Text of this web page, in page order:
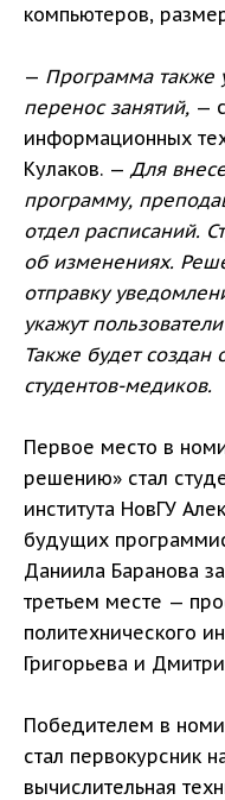
компьютеров,
— Программа также
перенос занятий, —
информационных
Кулаков. — Для
программу,
отдел расписаний.
об изменениях.
отправку
укажут
Также будет создан
студентов-медиков.
Первое место в
решению» стал
института НовГУ
будущих
Даниила Баранова
третьем месте —
политехнического
Григорьева и
Победителем в
стал первокурсник
вычислительная